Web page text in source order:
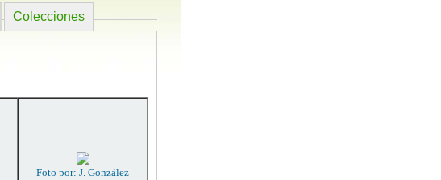
Colecciones
Foto por: J. González